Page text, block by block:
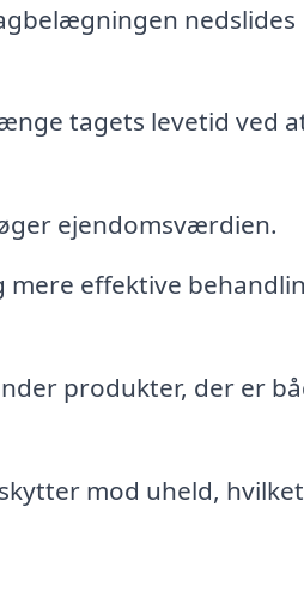
nedslides
tagets levetid ved
ejendomsværdien.
mere effektive
produkter, der er
mod uheld,